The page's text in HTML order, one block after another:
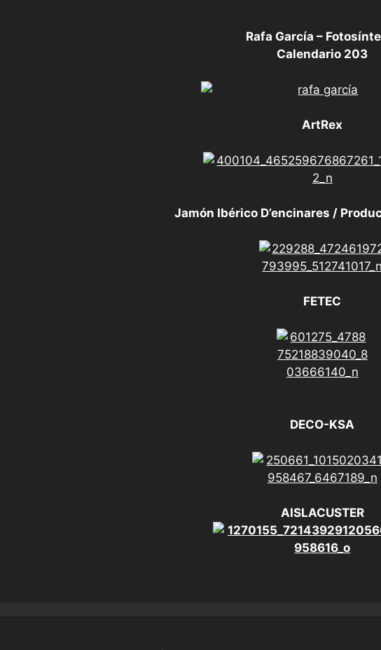
Rafa García –
Calendario 203
ArtRex
Jamón Ibérico D’encinares /
FETEC
DECO-KSA
AISLACUSTER